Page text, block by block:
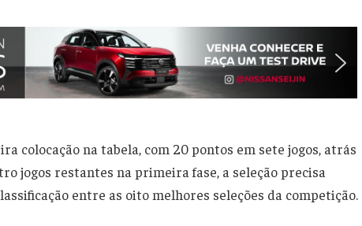
colocação na tabela, com 20 pontos em sete jogos, atrás
jogos restantes na primeira fase, a seleção precisa
entre as oito melhores seleções da competição.